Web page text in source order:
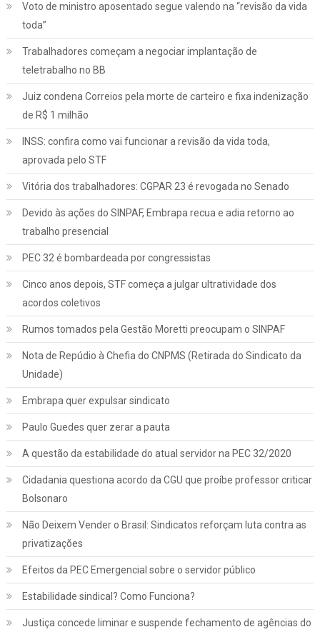
Voto de ministro aposentado segue valendo na “revisão da vida
toda”
Trabalhadores começam a negociar implantação de
teletrabalho no BB
Juiz condena Correios pela morte de carteiro e fixa indenização
de R$ 1 milhão
INSS: confira como vai funcionar a revisão da vida toda,
aprovada pelo STF
Vitória dos trabalhadores: CGPAR 23 é revogada no Senado
Devido às ações do SINPAF, Embrapa recua e adia retorno ao
trabalho presencial
PEC 32 é bombardeada por congressistas
Cinco anos depois, STF começa a julgar ultratividade dos
acordos coletivos
Rumos tomados pela Gestão Moretti preocupam o SINPAF
Nota de Repúdio à Chefia do CNPMS (Retirada do Sindicato da
Unidade)
Embrapa quer expulsar sindicato
Paulo Guedes quer zerar a pauta
A questão da estabilidade do atual servidor na PEC 32/2020
Cidadania questiona acordo da CGU que proíbe professor criticar
Bolsonaro
Não Deixem Vender o Brasil: Sindicatos reforçam luta contra as
privatizações
Efeitos da PEC Emergencial sobre o servidor público
Estabilidade sindical? Como Funciona?
Justiça concede liminar e suspende fechamento de agências do